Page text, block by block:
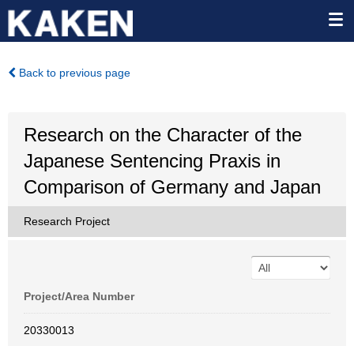
Back to previous page
Research on the Character of the
Japanese Sentencing Praxis in
Comparison of Germany and Japan
Research Project
Project/Area Number
20330013